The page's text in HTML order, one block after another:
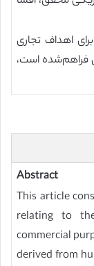
اهداف تجاری
فراهم‌شده است،
Abstract
This article
relating to
commercial
derived from